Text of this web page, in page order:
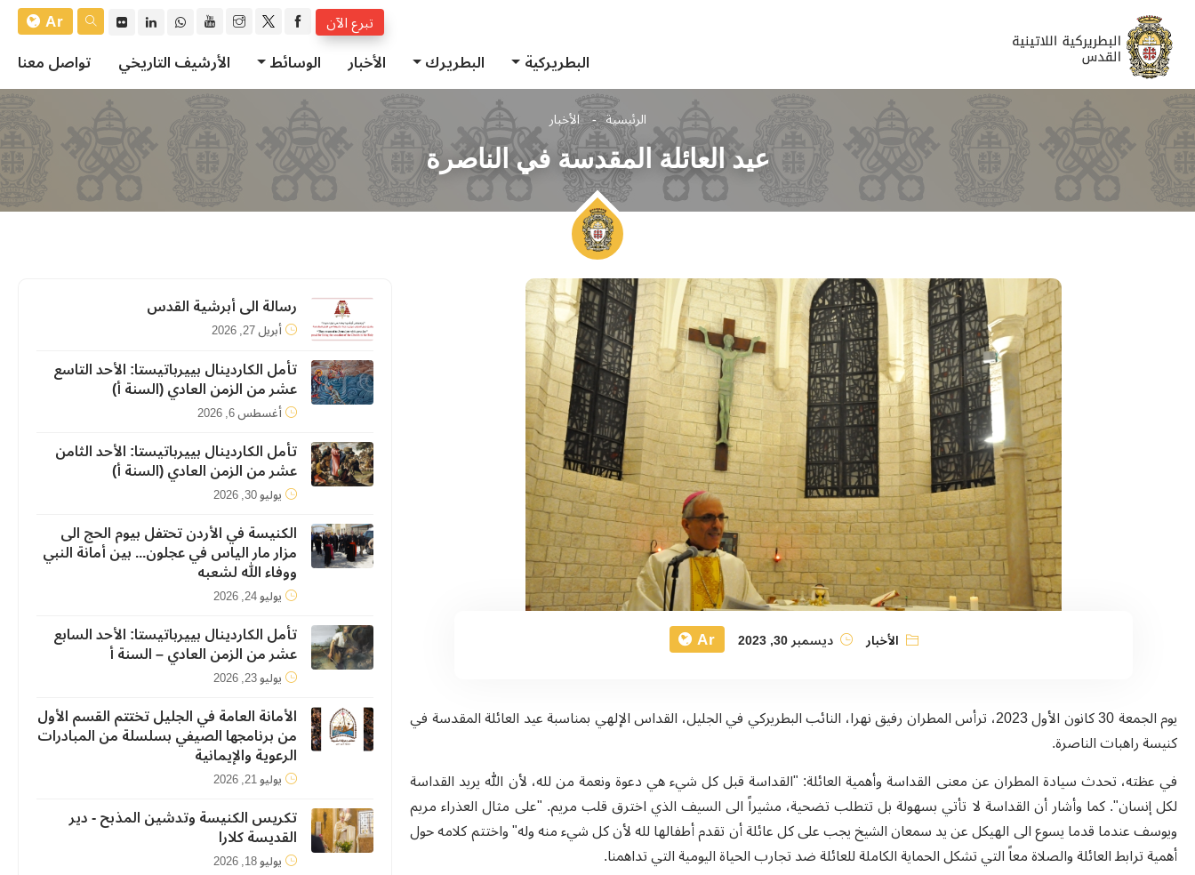
تبرع الآن
Ar
البطريركية
البطريرك الأخبار الوسائط الأرشيف التاريخي تواصل معنا
الرئيسية الأخبار
عيد العائلة المقدسة في الناصرة
الأخبار ديسمبر 30, 2023 Ar
يوم الجمعة 30 كانون الأول 2023، ترأس المطران رفيق نهرا، النائب البطريركي في الجليل، القداس الإلهي بمناسبة عيد العائلة المقدسة في
كنيسة راهبات الناصرة.
في عظته، تحدث سيادة المطران عن معنى القداسة وأهمية العائلة: "القداسة قبل كل شيء هي دعوة ونعمة من لله، لأن الله يريد القداسة
لكل إنسان". كما وأشار أن القداسة لا تأتي بسهولة بل تتطلب تضحية، مشيراً الى السيف الذي اخترق قلب مريم. "على مثال العذراء مريم
ويوسف عندما قدما يسوع الى الهيكل عن يد سمعان الشيخ يجب على كل عائلة أن تقدم أطفالها لله لأن كل شيء منه وله" واختتم كلامه حول
أهمية ترابط العائلة والصلاة معاً التي تشكل الحماية الكاملة للعائلة ضد تجارب الحياة اليومية التي تداهمنا.
رسالة الى أبرشية القدس
أبريل 27, 2026
تأمل الكاردينال بييرباتيستا: الأحد التاسع
عشر من الزمن العادي (السنة أ)
أغسطس 6, 2026
تأمل الكاردينال بييرباتيستا: الأحد الثامن
عشر من الزمن العادي (السنة أ)
يوليو 30, 2026
الكنيسة في الأردن تحتفل بيوم الحج الى
مزار مار الياس في عجلون... بين أمانة النبي
ووفاء الله لشعبه
يوليو 24, 2026
تأمل الكاردينال بييرباتيستا: الأحد السابع
عشر من الزمن العادي – السنة أ
يوليو 23, 2026
الأمانة العامة في الجليل تختتم القسم الأول
من برنامجها الصيفي بسلسلة من المبادرات
الرعوية والإيمانية
يوليو 21, 2026
تكريس الكنيسة وتدشين المذبح - دير
القديسة كلارا
يوليو 18, 2026